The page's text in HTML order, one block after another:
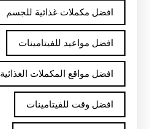
افضل مكملات غذائية للجسم
افضل مواعيد للفيتامينات
افضل مواقع المكملات الغذائية
افضل وقت للفيتامينات